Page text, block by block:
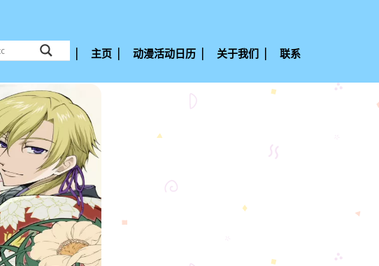
主页 动漫活动日历 关于我们 联系